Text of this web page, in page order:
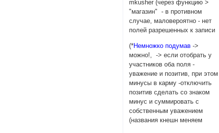
mkusher (через функцию >
"магазин" - в противном
случае, маловероятно - нет
полей разрешенных к записи
(*Немножко подумав ->
можно!, -> если отобрать у
участников оба поля -
уважение и позитив, при этом
минусы в карму -отключить
позитив сделать со знаком
минус и суммировать с
собственным уважением
(названия кнешн меняем